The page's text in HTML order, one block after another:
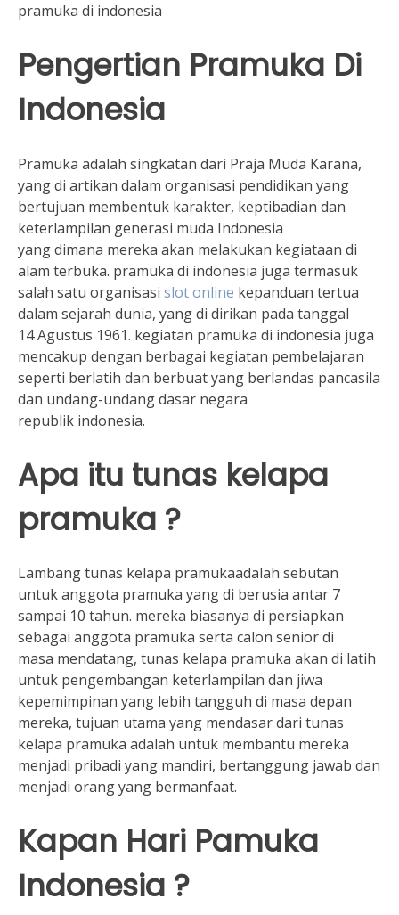
pramuka di indonesia
Pengertian Pramuka Di
Indonesia
Pramuka adalah singkatan dari Praja Muda Karana,
yang di artikan dalam organisasi pendidikan yang
bertujuan membentuk karakter, keptibadian dan
keterlampilan generasi muda Indonesia
yang dimana mereka akan melakukan kegiataan di
alam terbuka. pramuka di indonesia juga termasuk
salah satu organisasi slot online kepanduan tertua
dalam sejarah dunia, yang di dirikan pada tanggal
14 Agustus 1961. kegiatan pramuka di indonesia juga
mencakup dengan berbagai kegiatan pembelajaran
seperti berlatih dan berbuat yang berlandas pancasila
dan undang-undang dasar negara
republik indonesia.
Apa itu tunas kelapa
pramuka ?
Lambang tunas kelapa pramukaadalah sebutan
untuk anggota pramuka yang di berusia antar 7
sampai 10 tahun. mereka biasanya di persiapkan
sebagai anggota pramuka serta calon senior di
masa mendatang, tunas kelapa pramuka akan di latih
untuk pengembangan keterlampilan dan jiwa
kepemimpinan yang lebih tangguh di masa depan
mereka, tujuan utama yang mendasar dari tunas
kelapa pramuka adalah untuk membantu mereka
menjadi pribadi yang mandiri, bertanggung jawab dan
menjadi orang yang bermanfaat.
Kapan Hari Pamuka
Indonesia ?